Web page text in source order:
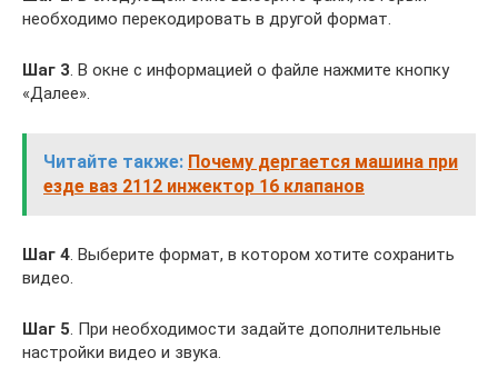
необходимо перекодировать в другой формат.
Шаг 3. В окне с информацией о файле нажмите кнопку
«Далее».
Читайте также: Почему дергается машина при
езде ваз 2112 инжектор 16 клапанов
Шаг 4. Выберите формат, в котором хотите сохранить
видео.
Шаг 5. При необходимости задайте дополнительные
настройки видео и звука.